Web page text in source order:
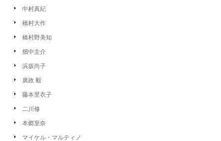
中村真紀
橋村大作
橋村野美知
畑中圭介
浜坂尚子
廣政 毅
藤本里衣子
二川修
本郷里奈
マイケル・マルティノ